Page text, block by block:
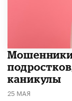
каникулы
25 МАЯ